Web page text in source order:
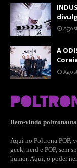
A
Bem-vindo
Aqui no Poltrona POP,
geek, nerd e POP, sem
humor. Aqui, o poder